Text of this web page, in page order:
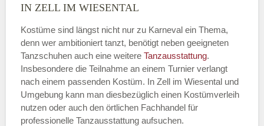
IN ZELL IM WIESENTAL
Kostüme sind längst nicht nur zu Karneval ein Thema,
denn wer ambitioniert tanzt, benötigt neben geeigneten
Tanzschuhen auch eine weitere Tanzausstattung.
Insbesondere die Teilnahme an einem Turnier verlangt
nach einem passenden Kostüm. In Zell im Wiesental und
Umgebung kann man diesbezüglich einen Kostümverleih
nutzen oder auch den örtlichen Fachhandel für
professionelle Tanzausstattung aufsuchen.